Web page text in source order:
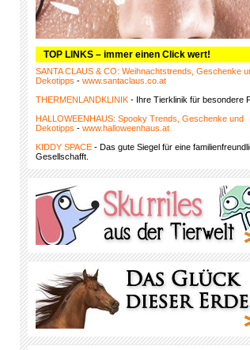
TOP LINKS – immer einen Click wert!
SANTA CLAUS & CO: Weihnachtstrends, Geschenke
Dekotipps - www.santaclaus.co.at
THERMENLANDKLINIK - Ihre Tierklinik für besondere
HALLOWEENHAUS: Spooky Trends, Geschenke und
Dekotipps - www.halloweenhaus.at
KIDDY SPACE - Das gute Siegel für eine
Gesellschafft.